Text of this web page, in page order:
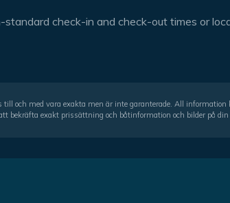
check-in and check-out times or
och med vara exakta men är inte garanterade. All
bekräfta exakt prissättning och båtinformation och bilder på din